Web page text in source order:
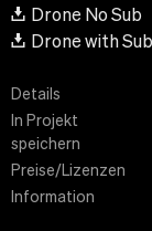
Drone No Sub
Drone with Sub
Details
In Projekt
speichern
Preise/Lizenzen
Information